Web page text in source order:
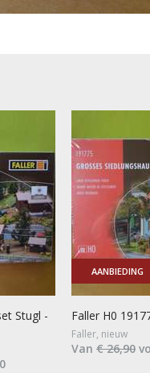
Stugl -
AANBIEDING
Faller H0
Faller, nieuw
Van € 26,90